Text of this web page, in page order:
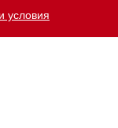
условия